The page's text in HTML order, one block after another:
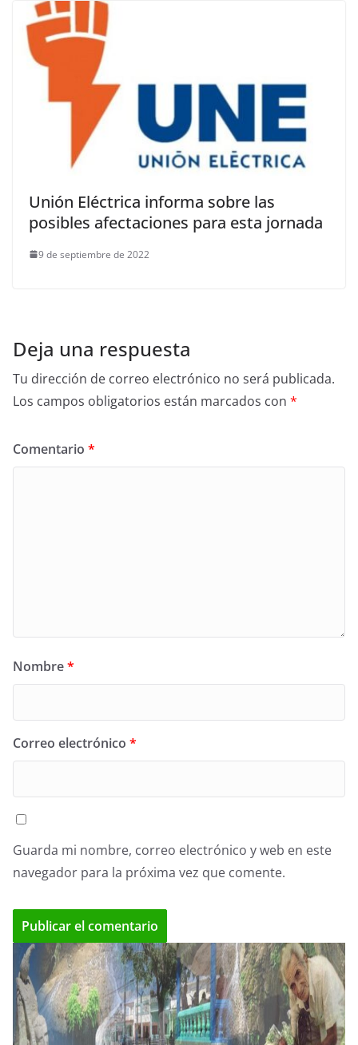
Unión Eléctrica informa sobre las
posibles afectaciones para esta jornada
9 de septiembre de 2022
Deja una respuesta
Tu dirección de correo electrónico no será publicada.
Los campos obligatorios están marcados con *
Comentario *
Nombre*
Correo electrónico *
Guarda mi nombre, correo electrónico y web en este
navegador para la próxima vez que comente.